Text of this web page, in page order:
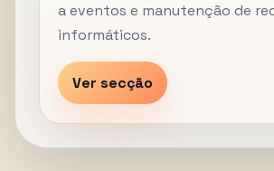
a eventos e manutenção de
informáticos.
Ver secção